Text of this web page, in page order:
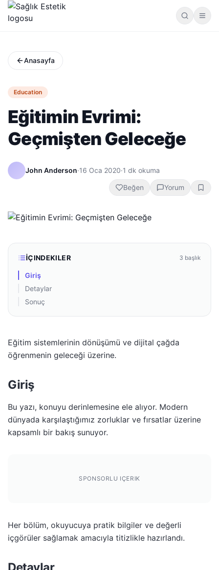
Anasayfa
Education
Eğitimin Evrimi:
Geçmişten Geleceğe
John Anderson·16 Oca 2020·1 dk okuma
Beğen Yorum
İÇINDEKILER 3 başlık
Giriş
Detaylar
Sonuç
Eğitim sistemlerinin dönüşümü ve dijital çağda
öğrenmenin geleceği üzerine.
Giriş
Bu yazı, konuyu derinlemesine ele alıyor. Modern
dünyada karşılaştığımız zorluklar ve fırsatlar üzerine
kapsamlı bir bakış sunuyor.
SPONSORLU IÇERIK
Her bölüm, okuyucuya pratik bilgiler ve değerli
içgörüler sağlamak amacıyla titizlikle hazırlandı.